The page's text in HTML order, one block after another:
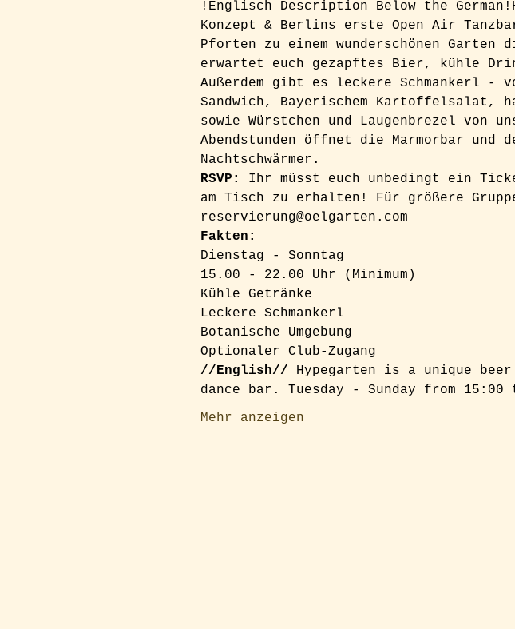
!Englisch Description Below the
Konzept & Berlins erste Open Air
Pforten zu einem wunderschönen
erwartet euch gezapftes Bier, kühle
Außerdem gibt es leckere Schmankerl -
Sandwich, Bayerischem Kartoffelsalat,
sowie Würstchen und Laugenbrezel von
Abendstunden öffnet die Marmorbar und
Nachtschwärmer.
RSVP: Ihr müsst euch unbedingt ein
am Tisch zu erhalten! Für größere
reservierung@oelgarten.com
Fakten:
Dienstag - Sonntag
15.00 - 22.00 Uhr (Minimum)
Kühle Getränke
Leckere Schmankerl
Botanische Umgebung
Optionaler Club-Zugang
//English// Hypegarten is a unique
dance bar. Tuesday - Sunday from
Mehr anzeigen